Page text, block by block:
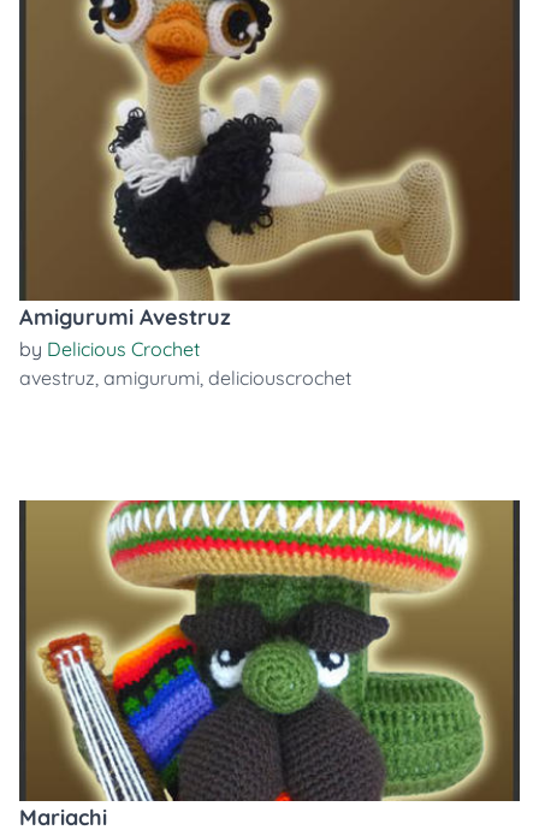
Amigurumi Avestruz
by Delicious Crochet
avestruz, amigurumi, deliciouscrochet
Mariachi